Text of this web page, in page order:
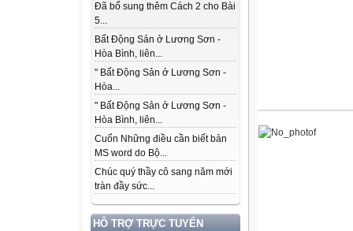
Đã bổ sung thêm Cách 2 cho Bài
5...
Bất Động Sản ở Lương Sơn -
Hòa Bình, liên...
" Bất Động Sản ở Lương Sơn -
Hòa...
" Bất Động Sản ở Lương Sơn -
Hòa Bình, liên...
Cuốn Những điều cần biết bản
MS word do Bộ...
Chúc quý thầy cô sang năm mới
tràn đầy sức...
HỖ TRỢ TRỰC TUYẾN